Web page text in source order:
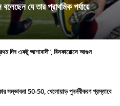
যে তার প্রাথমিক পর্যায়ে
দিন একটু আশাবাদী”, বিসকারোসে আগুন
সম্ভাবনা 50-50, খেলোয়াড় পুনর্নবীকরণ প্রস্তাবে